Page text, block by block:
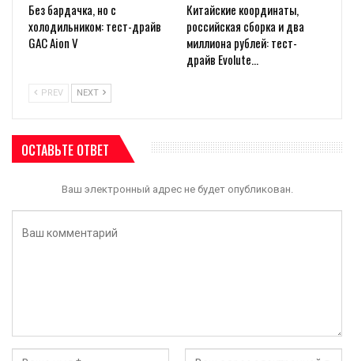
Без бардачка, но с
холодильником: тест-драйв
GAC Aion V
Китайские координаты,
российская сборка и два
миллиона рублей: тест-
драйв Evolute…
PREV NEXT
ОСТАВЬТЕ ОТВЕТ
Ваш электронный адрес не будет опубликован.